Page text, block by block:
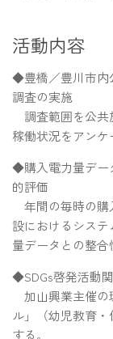
活動内容
◆豊橋／豊川市内
調査の実施
調査範囲を公共
稼働状況をアンケ
◆購入電力量デー
的評価
年間の毎時の購
設におけるシス
量データとの整合
◆SDGs啓発活動
加山興業主催の
ル」（幼児教育
する。